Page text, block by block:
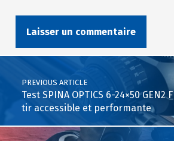
Post navigation
PREVIOUS ARTICLE
Test SPINA OPTICS 6-24×50 GEN2
tir accessible et performante